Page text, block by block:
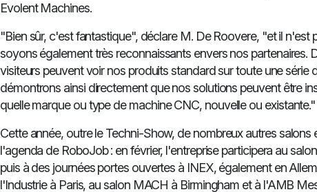
Evolent Machines.
"Bien sûr, c'est fantastique", déclare M. De Roovere, "et il n'est
soyons également très reconnaissants envers nos partenaires.
visiteurs peuvent voir nos produits standard sur toute une série
démontrons ainsi directement que nos solutions peuvent être
quelle marque ou type de machine CNC, nouvelle ou existante."
Cette année, outre le Techni-Show, de nombreux autres salons
l'agenda de RoboJob : en février, l'entreprise participera au
puis à des journées portes ouvertes à INEX, également en
l'Industrie à Paris, au salon MACH à Birmingham et à l'AMB